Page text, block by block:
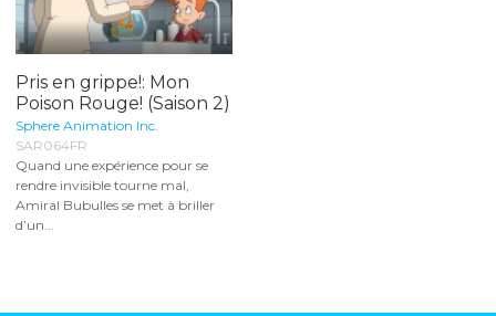
Pris en grippe!: Mon
Poison Rouge! (Saison 2)
Sphere Animation Inc.
SAR064FR
Quand une expérience pour se
rendre invisible tourne mal,
Amiral Bubulles se met à briller
d’un...